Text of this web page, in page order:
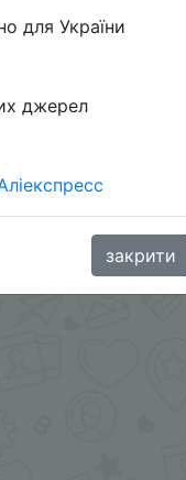
для України
джерел
закрити